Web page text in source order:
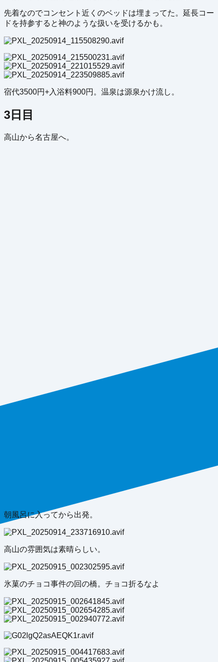
先着なのでコンセント近くのベッドは埋まってた。延長コー
ドを持参すると神のような扱いを受けるかも。
宿代3500円+入浴料900円。温泉は源泉かけ流し。
3日目
高山から名古屋へ。
朝風呂に入ってから出発。
高山の雰囲気は素晴らしい。
氷菓のチョコ事件の回の橋。チョコ折るなよ